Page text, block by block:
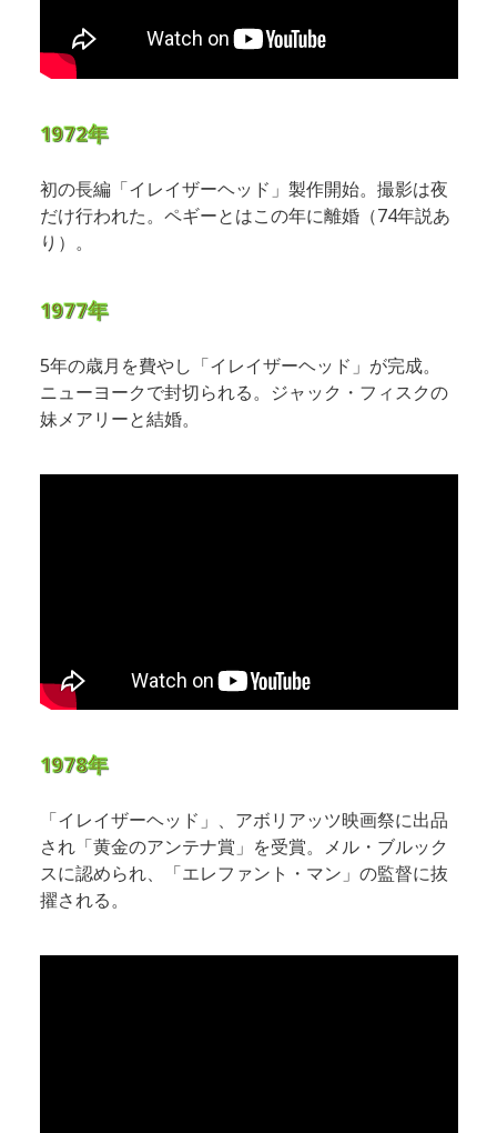
1972年
初の長編「イレイザーヘッド」製作開始。撮影は夜
だけ行われた。ペギーとはこの年に離婚（74年説あ
り）。
1977年
5年の歳月を費やし「イレイザーヘッド」が完成。
ニューヨークで封切られる。ジャック・フィスクの
妹メアリーと結婚。
1978年
「イレイザーヘッド」、アボリアッツ映画祭に出品
され「黄金のアンテナ賞」を受賞。メル・ブルック
スに認められ、「エレファント・マン」の監督に抜
擢される。